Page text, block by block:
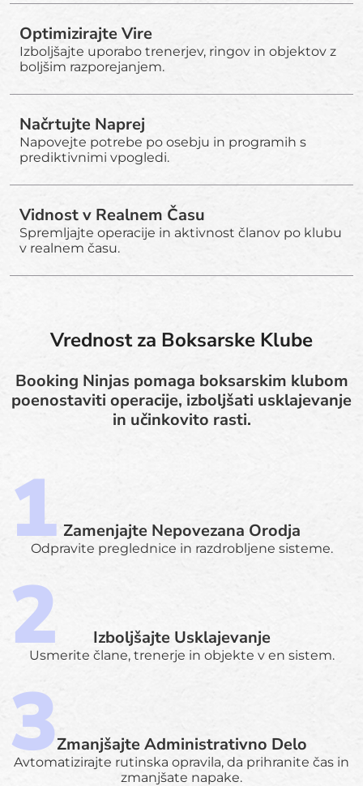
Optimizirajte Vire
Izboljšajte uporabo trenerjev, ringov in objektov z
boljšim razporejanjem.
Načrtujte Naprej
Napovejte potrebe po osebju in programih s
prediktivnimi vpogledi.
Vidnost v Realnem Času
Spremljajte operacije in aktivnost članov po klubu
v realnem času.
Vrednost za Boksarske Klube
Booking Ninjas pomaga boksarskim klubom
poenostaviti operacije, izboljšati usklajevanje
in učinkovito rasti.
Zamenjajte Nepovezana Orodja
Odpravite preglednice in razdrobljene sisteme.
Izboljšajte Usklajevanje
Usmerite člane, trenerje in objekte v en sistem.
Zmanjšajte Administrativno Delo
Avtomatizirajte rutinska opravila, da prihranite čas in
zmanjšate napake.